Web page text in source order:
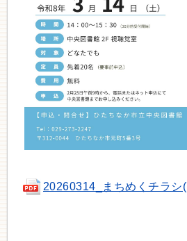
20260314_まちめくチラシ